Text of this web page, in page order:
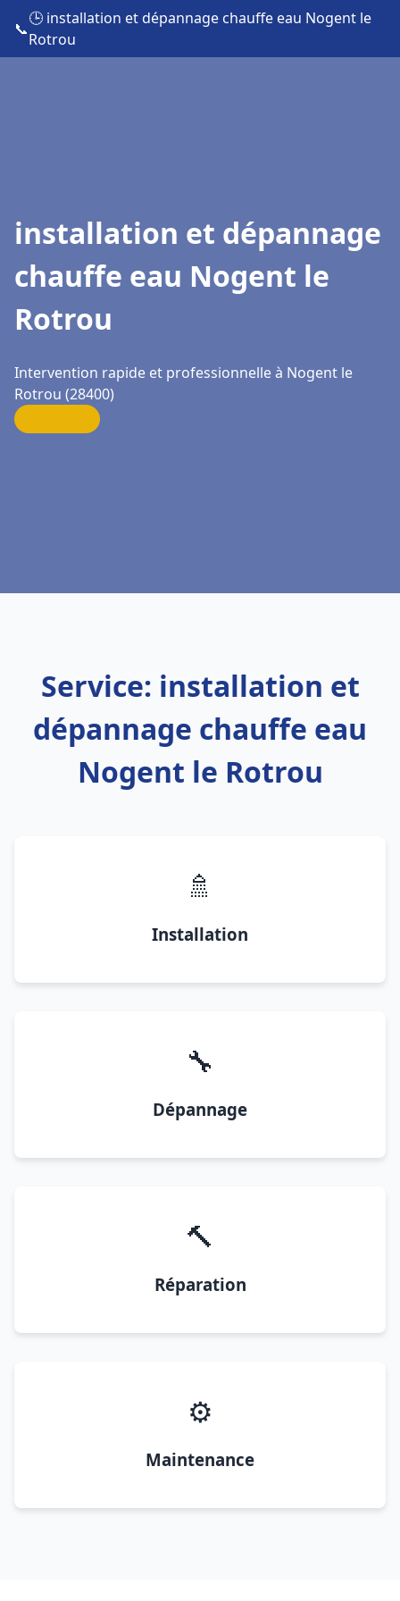
📞
🕒 installation et dépannage chauffe eau Nogent le
Rotrou
installation et dépannage
chauffe eau Nogent le
Rotrou
Intervention rapide et professionnelle à Nogent le
Rotrou (28400)
Service: installation et
dépannage chauffe eau
Nogent le Rotrou
🚿
Installation
🔧
Dépannage
🔨
Réparation
⚙️
Maintenance